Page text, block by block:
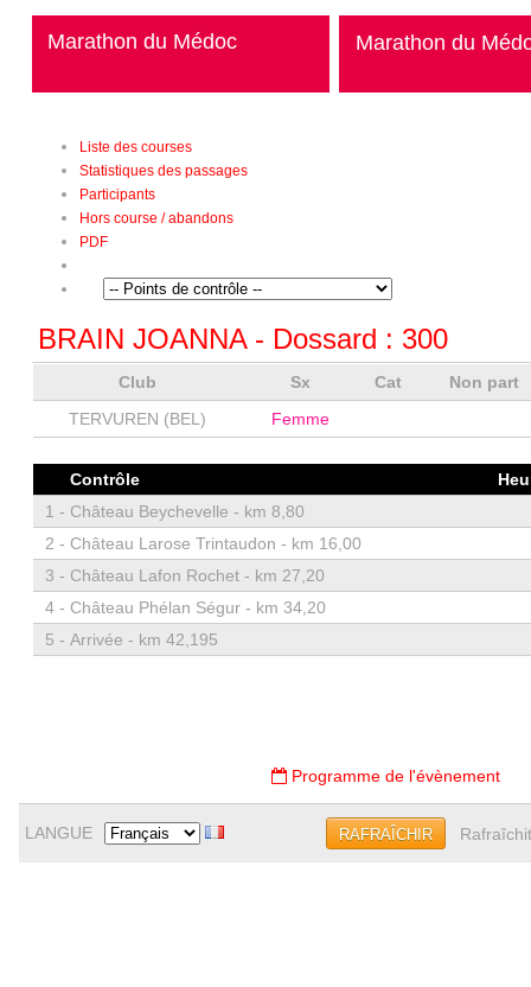
Marathon du Médoc Marathon du
Liste des courses
Statistiques des passages
Participants
Hors course / abandons
PDF
BRAIN JOANNA- Dossard : 300
Club Sx Cat
Non part
TERVUREN (BEL)
Femme
Contrôle
1 - Château Beychevelle - km 8,80
2 - Château Larose Trintaudon - km 16,00
3 - Château Lafon Rochet - km 27,20
4 - Château Phélan Ségur - km 34,20
5 - Arrivée - km 42,195
Programme de l'évènement
LANGUE RAFRAÎCHIR